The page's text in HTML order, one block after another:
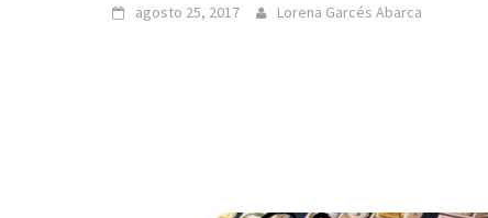
agosto 25, 2017 Lorena Garcés Abarca